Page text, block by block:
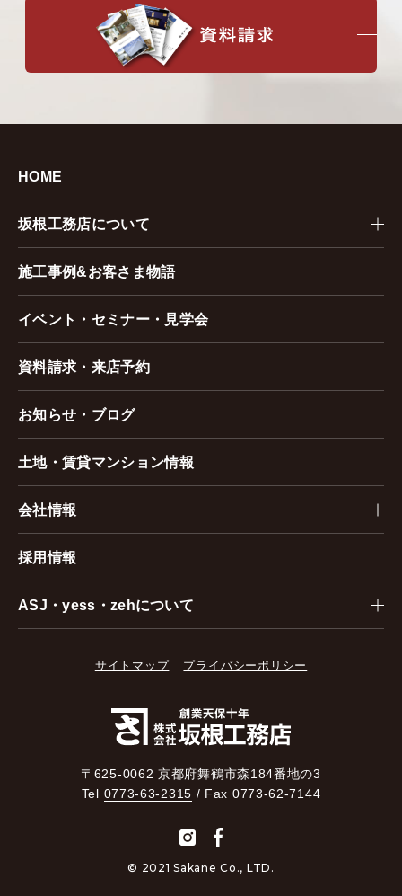
HOME
坂根工務店について
施工事例&お客さま物語
イベント・セミナー・見学会
資料請求・来店予約
お知らせ・ブログ
土地・賃貸マンション情報
会社情報
採用情報
ASJ・yess・zehについて
サイトマップ プライバシーポリシー
〒625-0062 京都府舞鶴市森184番地の3
Tel 0773-63-2315 / Fax 0773-62-7144
© 2021 Sakane Co., LTD.